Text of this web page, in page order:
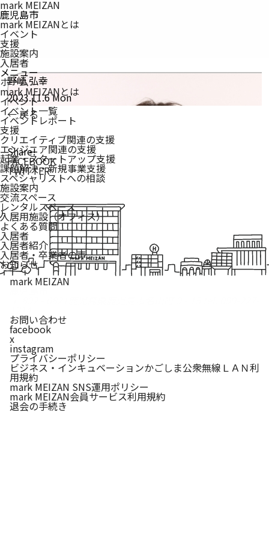
mark MEIZAN
鹿児島市
mark MEIZANとは
イベント
支援
施設案内
入居者
メニュー
ホーム
mark MEIZANとは
イベント
イベント一覧
イベントレポート
支援
クリエイティブ関連の支援
エンジニア関連の支援
起業・スタートアップ支援
課題解決・新規事業支援
スペシャリストへの相談
施設案内
交流スペース
レンタルスペース
入居用施設（オフィス）
よくある質問
入居者
入居者紹介
入居者・卒業者の声
お知らせ
野崎 弘幸
2023.11.6 Mon
← 戻る
Share!
FACEBOOK
TWITTER
mark MEIZAN
お問い合わせ
facebook
x
instagram
プライバシーポリシー
ビジネス・インキュベーションかごしま公衆無線ＬＡＮ利
用規約
mark MEIZAN SNS運用ポリシー
mark MEIZAN会員サービス利用規約
退会の手続き